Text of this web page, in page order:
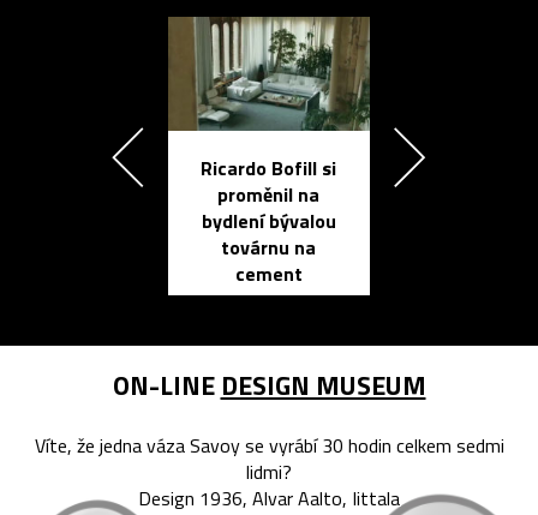
Ricardo Bofill si
proměnil na
bydlení bývalou
továrnu na
cement
ON-LINE DESIGN MUSEUM
Víte, že jedna váza Savoy se vyrábí 30 hodin celkem sedmi
lidmi?
Design 1936, Alvar Aalto, Iittala